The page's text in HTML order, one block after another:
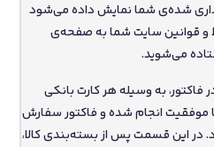
شده‌ی شما نمایش داده می‌شود
و قوانین سایت شما به صفحه‌ی
می‌شوید.
به وسیله هر کارت بانکی
انجام شده و فاکتور سفارش
در این قسمت پس از بسته‌بندی کالا،